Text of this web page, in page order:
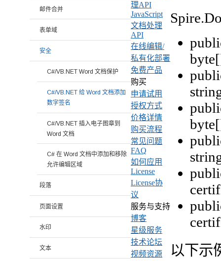
以下示
邮件合并
表单域
安全
C#/VB.NET Word 文档保护
C#/VB.NET 给 Word 文档添加
数字签名
C#/VB.NET 插入电子图章到
Word 文档
C# 在 Word 文档中添加和移除
允许编辑区域
段落
页面设置
水印
文本
理API
JavaScript
文档处理
API
在线编辑/
私有化部署
免费产品
购买
申请试用
授权方式
价格详情
购买流程
常见问题
FAQ
如何应用
License
License协
议
服务与支持
博客
星级服务
技术论坛
视频资源